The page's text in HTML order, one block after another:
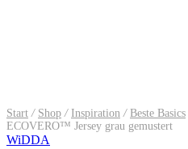
Start / Shop / Inspiration / Beste Basics
ECOVERO™ Jersey grau gemustert
WiDDA